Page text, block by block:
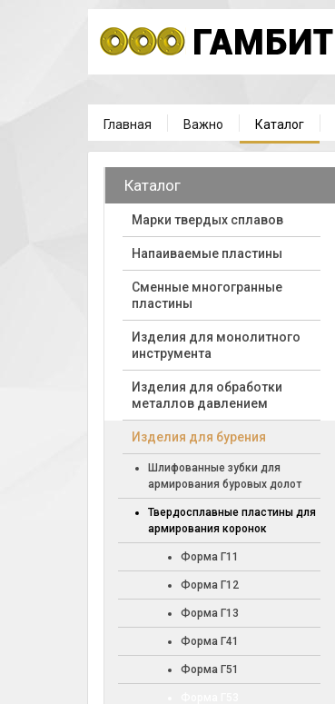
Главная Важно Каталог
Каталог
Марки твердых сплавов
Напаиваемые пластины
Cменные многогранные
пластины
Изделия для монолитного
инструмента
Изделия для обработки
металлов давлением
Изделия для бурения
Шлифованные зубки для
армирования буровых долот
Твердосплавные пластины для
армирования коронок
Форма Г11
Форма Г12
Форма Г13
Форма Г41
Форма Г51